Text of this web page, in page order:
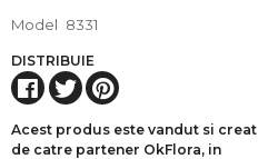
Model 8331
DISTRIBUIE
Acest produs este vandut si creat
de catre partener OkFlora, in